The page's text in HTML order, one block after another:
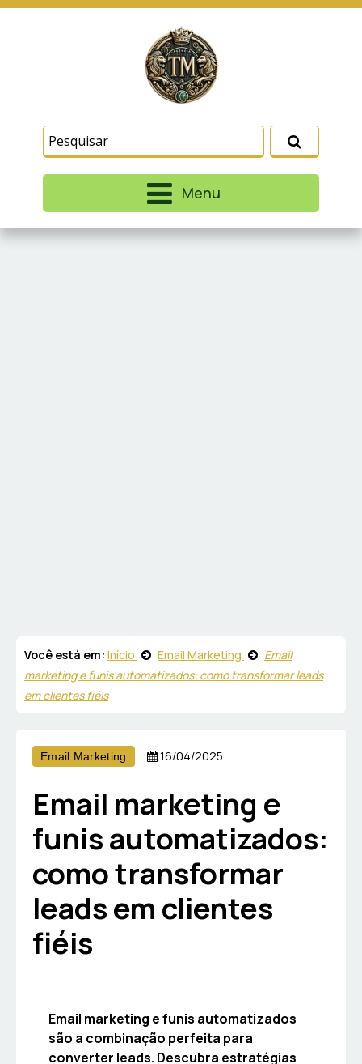
Menu
Você está em: Início Email Marketing
Email
marketing e funis automatizados: como transformar leads
em clientes fiéis
Email Marketing 16/04/2025
Email marketing e
funis automatizados:
como transformar
leads em clientes
fiéis
Email marketing e funis automatizados
são a combinação perfeita para
converter leads. Descubra estratégias
similares para lembrar e entender como você usa
nosso site, analisar seu uso de nossos produtos
e serviços, ajudar com nossos esforços de
marketing e fornecer conteúdo de terceiros. Leia
Termos e CondiçõesePolítica de